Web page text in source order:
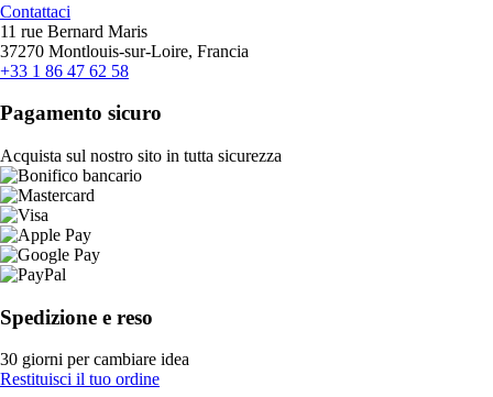
Contattaci
11 rue Bernard Maris
37270 Montlouis-sur-Loire, Francia
+33 1 86 47 62 58
Pagamento sicuro
Acquista sul nostro sito in tutta sicurezza
Spedizione e reso
30 giorni per cambiare idea
Restituisci il tuo ordine